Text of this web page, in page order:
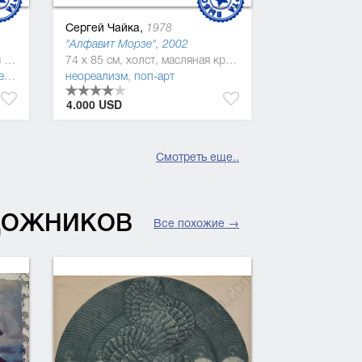
101 x 240 см, холст, масляная краска
Сергей Чайка, 1978
"Алфавит Морзе", 2002
74 x 85 см, холст, масляная краска
неореализм, поп-арт
4.000 USD
Смотреть еще..
Все похожие →